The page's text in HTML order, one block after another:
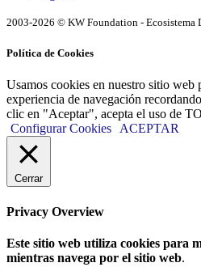
2003-2026 © KW Foundation -
Política de Cookies
Usamos cookies en nuestro sitio web
experiencia de navegación
clic en "Aceptar", acepta el uso de
Configurar Cookies
ACEPTAR
Cerrar
Privacy Overview
Este sitio web utiliza cookies para
mientras navega por el sitio web.